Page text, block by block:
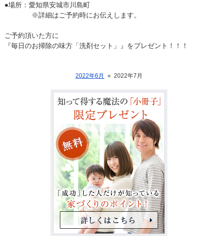
●場所：愛知県安城市川島町
※詳細はご予約時にお伝えします。
ご予約頂いた方に
『毎日のお掃除の味方「洗剤セット」』をプレゼント！！！
2022年6月 « 2022年7月